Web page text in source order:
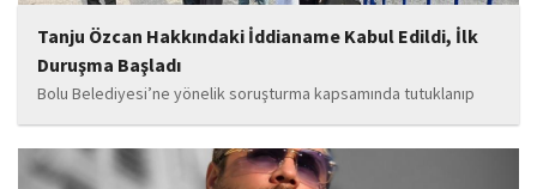
Tanju Özcan Hakkındaki İddianame Kabul Edildi, İlk
Duruşma Başladı
Bolu Belediyesi’ne yönelik soruşturma kapsamında tutuklanıp
belediye başkanlığı görevinden uzaklaştırılan Tanju Özcan’ın da
aralarında bulunduğu 6’sı tutuklu 19 sanığın yargılandığı dava
başladı.